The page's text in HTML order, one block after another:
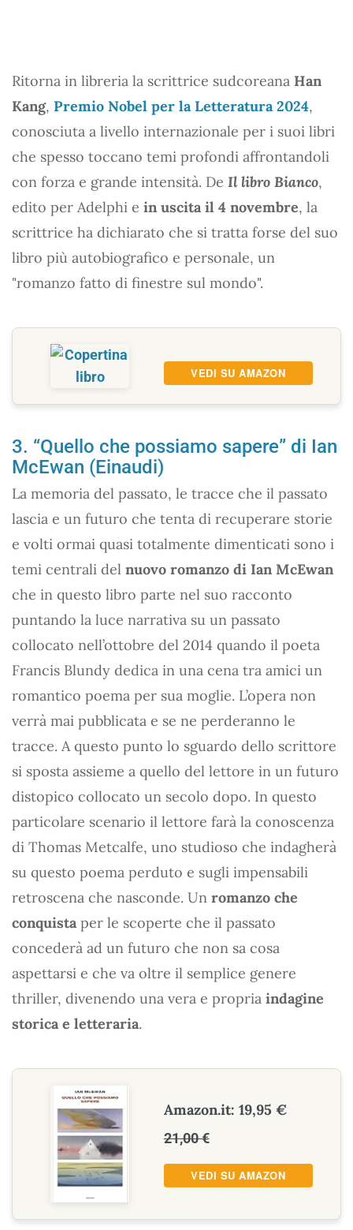
Ritorna in libreria la scrittrice sudcoreana Han
Kang, Premio Nobel per la Letteratura 2024,
conosciuta a livello internazionale per i suoi libri
che spesso toccano temi profondi affrontandoli
con forza e grande intensità. De Il libro Bianco,
edito per Adelphi e in uscita il 4 novembre, la
scrittrice ha dichiarato che si tratta forse del suo
libro più autobiografico e personale, un
"romanzo fatto di finestre sul mondo".
VEDI SU AMAZON
3. “Quello che possiamo sapere” di Ian
McEwan (Einaudi)
La memoria del passato, le tracce che il passato
lascia e un futuro che tenta di recuperare storie
e volti ormai quasi totalmente dimenticati sono i
temi centrali del nuovo romanzo di Ian McEwan
che in questo libro parte nel suo racconto
puntando la luce narrativa su un passato
collocato nell’ottobre del 2014 quando il poeta
Francis Blundy dedica in una cena tra amici un
romantico poema per sua moglie. L’opera non
verrà mai pubblicata e se ne perderanno le
tracce. A questo punto lo sguardo dello scrittore
si sposta assieme a quello del lettore in un futuro
distopico collocato un secolo dopo. In questo
particolare scenario il lettore farà la conoscenza
di Thomas Metcalfe, uno studioso che indagherà
su questo poema perduto e sugli impensabili
retroscena che nasconde. Un romanzo che
conquista per le scoperte che il passato
concederà ad un futuro che non sa cosa
aspettarsi e che va oltre il semplice genere
thriller, divenendo una vera e propria indagine
storica e letteraria.
Amazon.it: 19,95 €
21,00 €
VEDI SU AMAZON